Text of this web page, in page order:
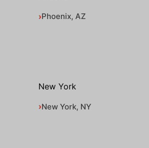
Phoenix, AZ
New York
New York, NY